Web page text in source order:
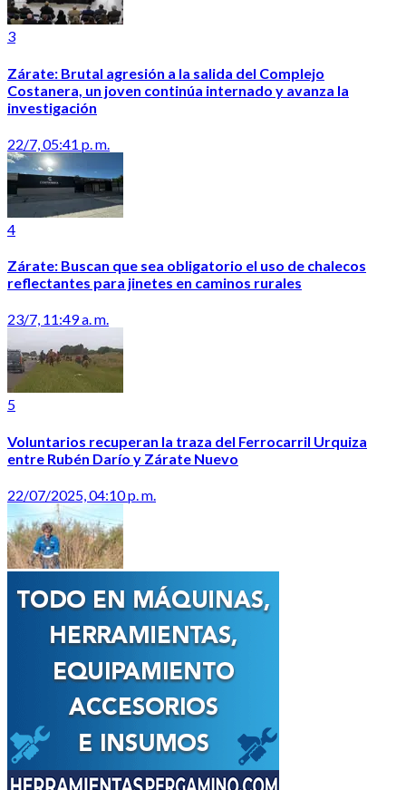
3
Zárate: Brutal agresión a la salida del Complejo
Costanera, un joven continúa internado y avanza la
investigación
22/7, 05:41 p. m.
4
Zárate: Buscan que sea obligatorio el uso de chalecos
reflectantes para jinetes en caminos rurales
23/7, 11:49 a. m.
5
Voluntarios recuperan la traza del Ferrocarril Urquiza
entre Rubén Darío y Zárate Nuevo
22/07/2025, 04:10 p. m.